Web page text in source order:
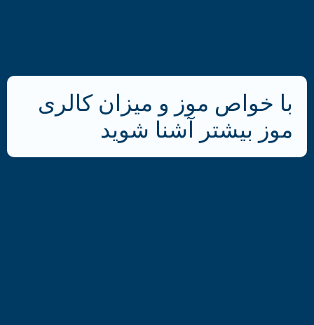
با خواص موز و میزان کالری
موز بیشتر آشنا شوید